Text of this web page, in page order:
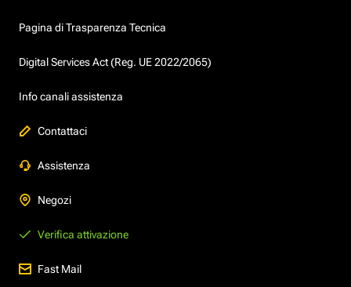
Pagina di Trasparenza Tecnica
Digital Services Act (Reg. UE 2022/2065)
Info canali assistenza
Contattaci
Assistenza
Negozi
Verifica attivazione
Fast Mail